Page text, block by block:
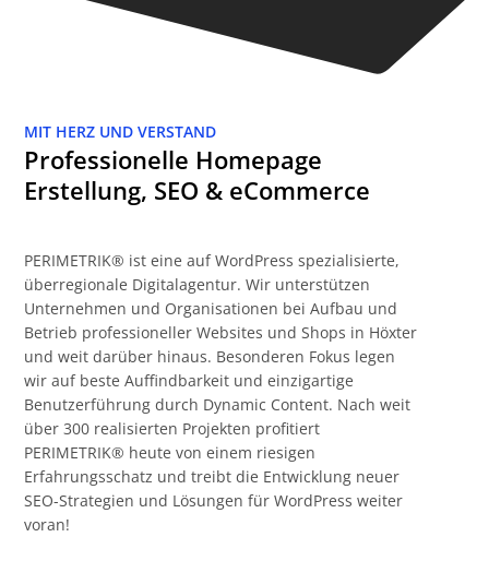
MIT HERZ UND VERSTAND
Professionelle Homepage
Erstellung, SEO & eCommerce
PERIMETRIK® ist eine auf WordPress spezialisierte,
überregionale Digitalagentur. Wir unterstützen
Unternehmen und Organisationen bei Aufbau und
Betrieb professioneller Websites und Shops in Höxter
und weit darüber hinaus. Besonderen Fokus legen
wir auf beste Auffindbarkeit und einzigartige
Benutzerführung durch Dynamic Content. Nach weit
über 300 realisierten Projekten profitiert
PERIMETRIK® heute von einem riesigen
Erfahrungsschatz und treibt die Entwicklung neuer
SEO-Strategien und Lösungen für WordPress weiter
voran!